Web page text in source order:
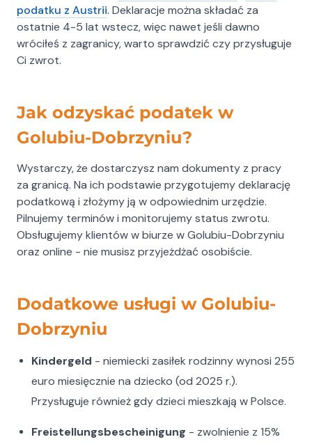
Konopnickiej pawilon nr 2-3, 87-400 Golub-
Dobrzyń
Tel.: 608514548
podatku z Austrii. Deklaracje można składać za
ostatnie 4-5 lat wstecz, więc nawet jeśli dawno
wróciłeś z zagranicy, warto sprawdzić czy przysługuje
Ci zwrot.
Jak odzyskać podatek w
Golubiu-Dobrzyniu?
Wystarczy, że dostarczysz nam dokumenty z pracy
za granicą. Na ich podstawie przygotujemy deklarację
podatkową i złożymy ją w odpowiednim urzędzie.
Pilnujemy terminów i monitorujemy status zwrotu.
Obsługujemy klientów w biurze w Golubiu-Dobrzyniu
oraz online - nie musisz przyjeżdżać osobiście.
Dodatkowe usługi w Golubiu-
Dobrzyniu
Kindergeld - niemiecki zasiłek rodzinny wynosi 255
euro miesięcznie na dziecko (od 2025 r.).
Przysługuje również gdy dzieci mieszkają w Polsce.
Freistellungsbescheinigung - zwolnienie z 15%